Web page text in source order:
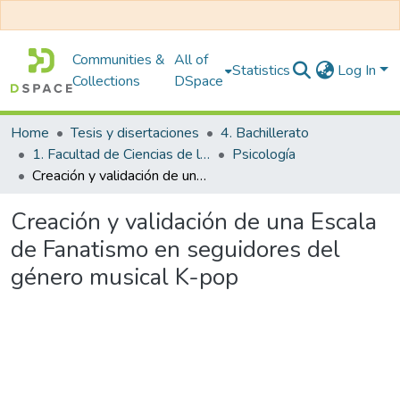
Communities &
Collections
All of
DSpace
Statistics Log In
Home Tesis y disertaciones
4. Bachillerato
1. Facultad de Ciencias de la Salud
Psicología
Creación y validación de una Escala de Fanatismo en seguidores del género musical K-pop
Creación y validación de una Escala
de Fanatismo en seguidores del
género musical K-pop